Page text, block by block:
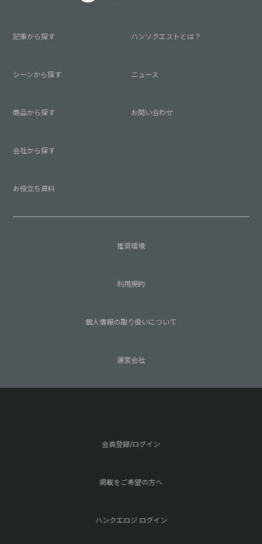
記事から探す
シーンから探す
商品から探す
会社から探す
お役立ち資料
ハンソクエストとは？
ニュース
お問い合わせ
推奨環境
利用規約
個人情報の取り扱いについて
運営会社
会員登録/ログイン
掲載をご希望の方へ
ハンクエロジ ログイン